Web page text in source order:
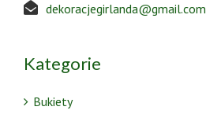
dekoracjegirlanda@gmail.com
Kategorie
Bukiety